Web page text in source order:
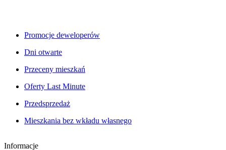
Promocje deweloperów
Dni otwarte
Przeceny mieszkań
Oferty Last Minute
Przedsprzedaż
Mieszkania bez wkładu własnego
Informacje